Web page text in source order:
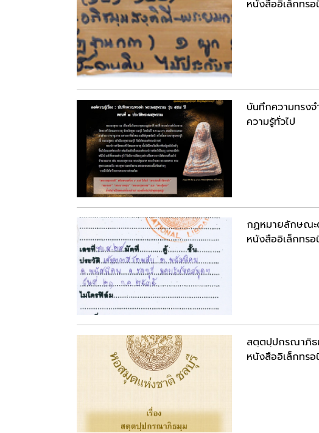
หนังสืออิเล็กทร
บันทึกความทรง
ความรู้ทั่วไป
กฏหมายลักษณ
หนังสืออิเล็กทร
สตฺตปฺปกรณาภิธ
หนังสืออิเล็กทร